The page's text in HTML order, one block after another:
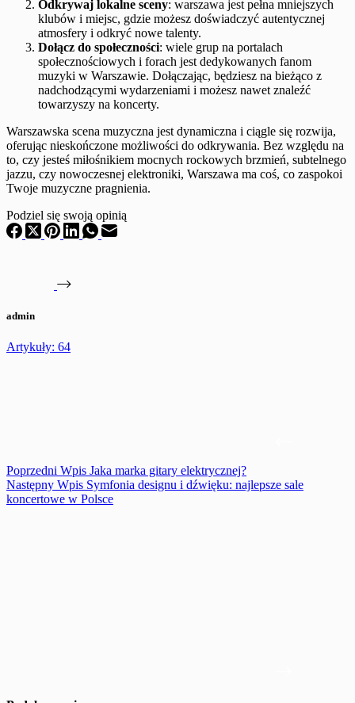
Odkrywaj lokalne sceny: warszawa jest pełna mniejszych
klubów i miejsc, gdzie możesz doświadczyć autentycznej
atmosfery i odkryć nowe talenty.
Dołącz do społeczności: wiele grup na portalach
społecznościowych i forach jest dedykowanych fanom
muzyki w Warszawie. Dołączając, będziesz na bieżąco z
nadchodzącymi wydarzeniami i możesz nawet znaleźć
towarzyszy na koncerty.
Warszawska scena muzyczna jest dynamiczna i ciągle się rozwija,
oferując nieskończone możliwości do odkrywania. Bez względu na
to, czy jesteś miłośnikiem mocnych rockowych brzmień, subtelnego
jazzu, czy nowoczesnej elektroniki, Warszawa ma coś, co zaspokoi
Twoje muzyczne pragnienia.
Podziel się swoją opinią
admin
Artykuły: 64
Poprzedni Wpis Jaka marka gitary elektrycznej?
Następny Wpis Symfonia designu i dźwięku: najlepsze sale
koncertowe w Polsce